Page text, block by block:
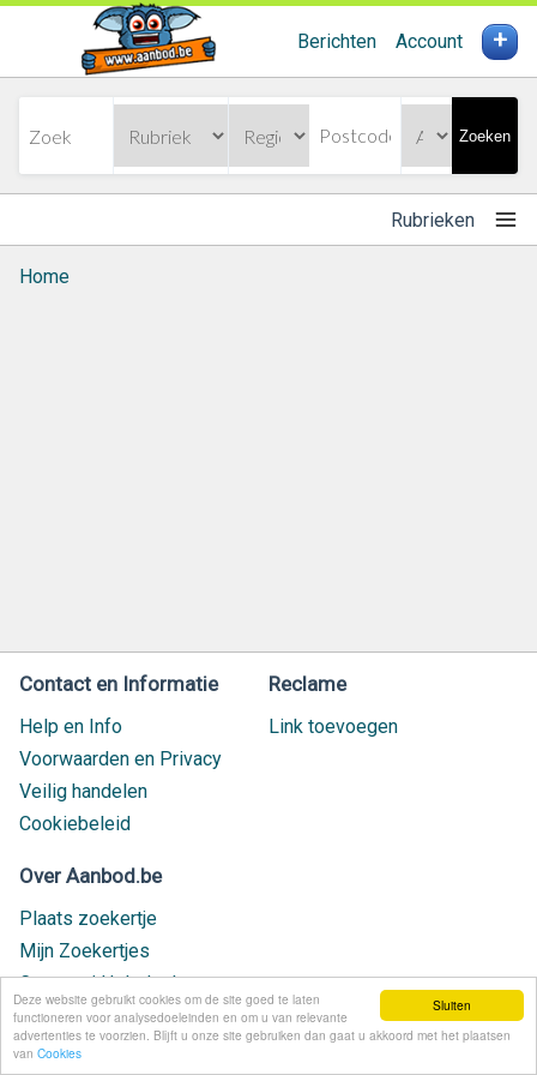
Sluiten
Deze website gebruikt cookies om de site goed te laten
functioneren voor analysedoeleinden en om u van relevante
advertenties te voorzien. Blijft u onze site gebruiken dan gaat u akkoord met het plaatsen
van Cookies
Berichten Account +
Zoeken
Rubrieken
Home
Contact en Informatie
Help en Info
Voorwaarden en Privacy
Veilig handelen
Cookiebeleid
Reclame
Link toevoegen
Over Aanbod.be
Plaats zoekertje
Mijn Zoekertjes
Contact / Helpdesk
Nieuw geplaatst